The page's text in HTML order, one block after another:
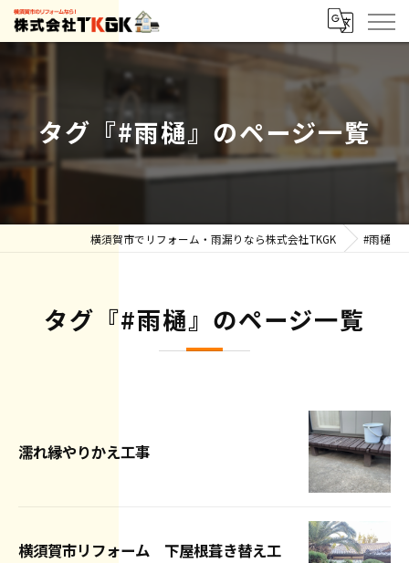
タグ『#雨樋』のページ一覧
横須賀市でリフォーム・雨漏りなら株式会社TKGK #雨樋
タグ『#雨樋』のページ一覧
濡れ縁やりかえ工事
横須賀市リフォーム 下屋根葺き替え工